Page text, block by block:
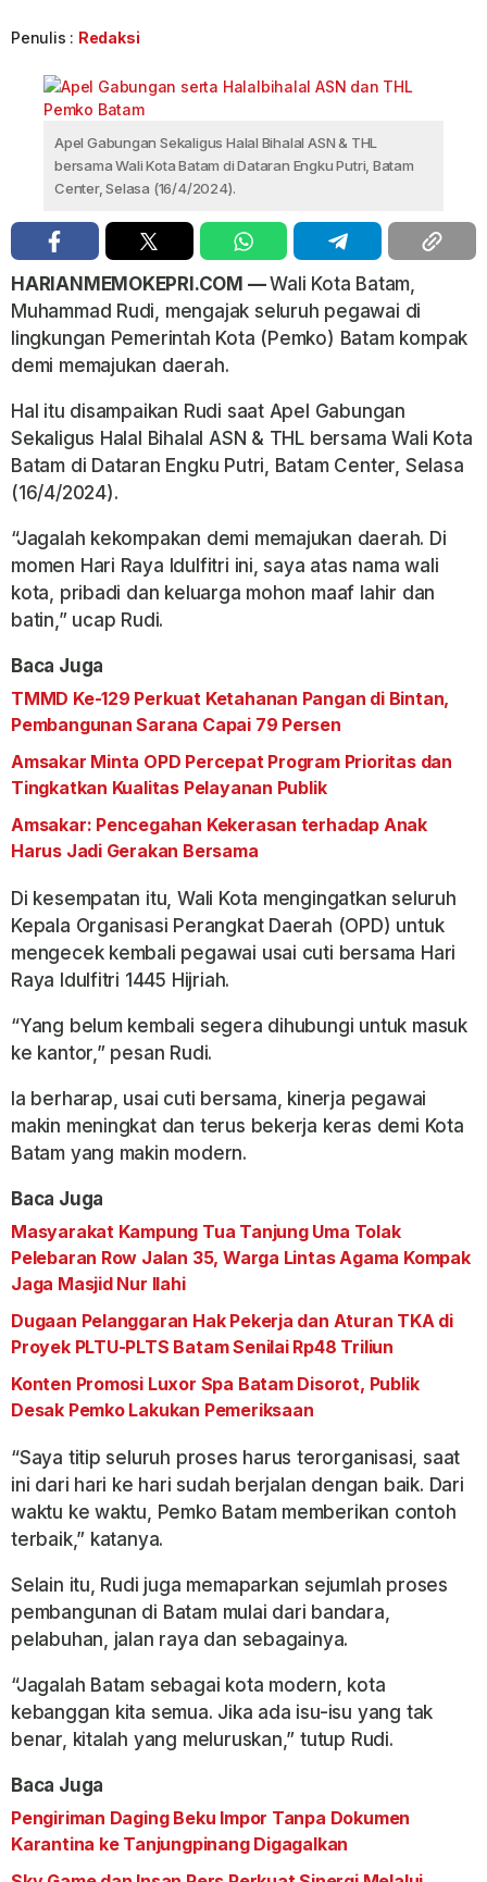
Penulis : Redaksi
Apel Gabungan Sekaligus Halal Bihalal ASN & THL
bersama Wali Kota Batam di Dataran Engku Putri, Batam
Center, Selasa (16/4/2024).
HARIANMEMOKEPRI.COM —Wali Kota Batam,
Muhammad Rudi, mengajak seluruh pegawai di
lingkungan Pemerintah Kota (Pemko) Batam kompak
demi memajukan daerah.
Hal itu disampaikan Rudi saat Apel Gabungan
Sekaligus Halal Bihalal ASN & THL bersama Wali Kota
Batam di Dataran Engku Putri, Batam Center, Selasa
(16/4/2024).
“Jagalah kekompakan demi memajukan daerah. Di
momen Hari Raya Idulfitri ini, saya atas nama wali
kota, pribadi dan keluarga mohon maaf lahir dan
batin,” ucap Rudi.
Baca Juga
TMMD Ke-129 Perkuat Ketahanan Pangan di Bintan,
Pembangunan Sarana Capai 79 Persen
Amsakar Minta OPD Percepat Program Prioritas dan
Tingkatkan Kualitas Pelayanan Publik
Amsakar: Pencegahan Kekerasan terhadap Anak
Harus Jadi Gerakan Bersama
Di kesempatan itu, Wali Kota mengingatkan seluruh
Kepala Organisasi Perangkat Daerah (OPD) untuk
mengecek kembali pegawai usai cuti bersama Hari
Raya Idulfitri 1445 Hijriah.
“Yang belum kembali segera dihubungi untuk masuk
ke kantor,” pesan Rudi.
Ia berharap, usai cuti bersama, kinerja pegawai
makin meningkat dan terus bekerja keras demi Kota
Batam yang makin modern.
Baca Juga
Masyarakat Kampung Tua Tanjung Uma Tolak
Pelebaran Row Jalan 35, Warga Lintas Agama Kompak
Jaga Masjid Nur Ilahi
Dugaan Pelanggaran Hak Pekerja dan Aturan TKA di
Proyek PLTU-PLTS Batam Senilai Rp48 Triliun
Konten Promosi Luxor Spa Batam Disorot, Publik
Desak Pemko Lakukan Pemeriksaan
“Saya titip seluruh proses harus terorganisasi, saat
ini dari hari ke hari sudah berjalan dengan baik. Dari
waktu ke waktu, Pemko Batam memberikan contoh
terbaik,” katanya.
Selain itu, Rudi juga memaparkan sejumlah proses
pembangunan di Batam mulai dari bandara,
pelabuhan, jalan raya dan sebagainya.
“Jagalah Batam sebagai kota modern, kota
kebanggan kita semua. Jika ada isu-isu yang tak
benar, kitalah yang meluruskan,” tutup Rudi.
Baca Juga
Pengiriman Daging Beku Impor Tanpa Dokumen
Karantina ke Tanjungpinang Digagalkan